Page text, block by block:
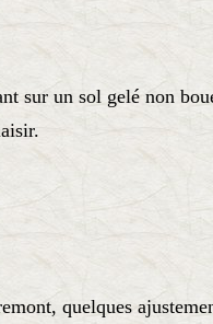
sur un sol gelé non
quelques